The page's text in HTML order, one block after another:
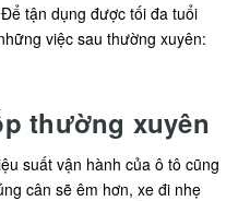
tận dụng được tối đa tuổi
việc sau thường xuyên:
thường xuyên
suất vận hành của ô tô cũng
cân sẽ êm hơn, xe đi nhẹ